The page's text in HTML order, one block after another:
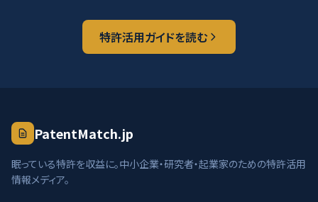
特許活用ガイドを読む
PatentMatch.jp
眠っている特許を収益に。中小企業・研究者・起業家のための特許活用
情報メディア。